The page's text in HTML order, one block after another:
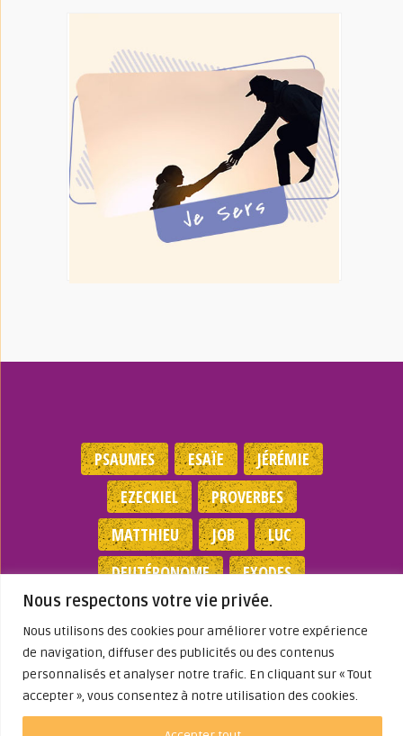
Nous respectons votre vie privée.
Nous utilisons des cookies pour améliorer votre expérience
de navigation, diffuser des publicités ou des contenus
personnalisés et analyser notre trafic. En cliquant sur « Tout
accepter », vous consentez à notre utilisation des cookies.
PSAUMES ESAÏE
JÉRÉMIE
EZECKIEL
PROVERBES
MATTHIEU
JOB
LUC
DEUTÉRONOME
EXODES
NOMBRES
JEAN 1 SAMUEL
Mentions légales|Politique de
confidentialité|Partenaires|Dieu A Agi
Dans ma Vie
© 2026